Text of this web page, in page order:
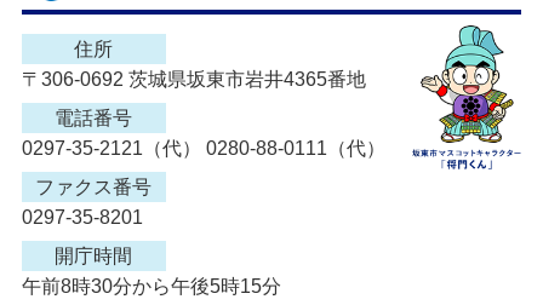
住所
〒306-0692 茨城県坂東市岩井4365番地
電話番号
0297-35-2121（代） 0280-88-0111（代）
ファクス番号
0297-35-8201
開庁時間
午前8時30分から午後5時15分